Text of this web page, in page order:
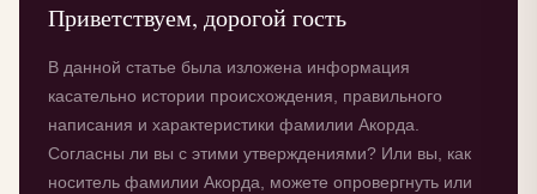
Приветствуем, дорогой гость
В данной статье была изложена информация
касательно истории происхождения, правильного
написания и характеристики фамилии Акорда.
Согласны ли вы с этими утверждениями? Или вы, как
носитель фамилии Акорда, можете опровергнуть или